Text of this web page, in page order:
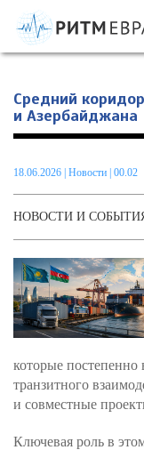
Информационно-
проблемам интеграции
Средний
и Азербайджана
18.06.2026 Новости | 00.02
НОВОСТИ И
которые постепенно
транзитного
и совместные
Ключевая роль в